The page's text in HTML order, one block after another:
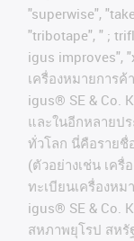
"superwise",
"tribotape", " ;
igus improves",
เครื่องหมายการ
igus® SE & Co.
และในอีกหลายป
ทั่วโลก นี่คือรายชื่
(ตัวอย่างเช่น เครื่
ทะเบียนเครื่องหม
igus® SE & Co.
สหภาพยุโรป สหรั